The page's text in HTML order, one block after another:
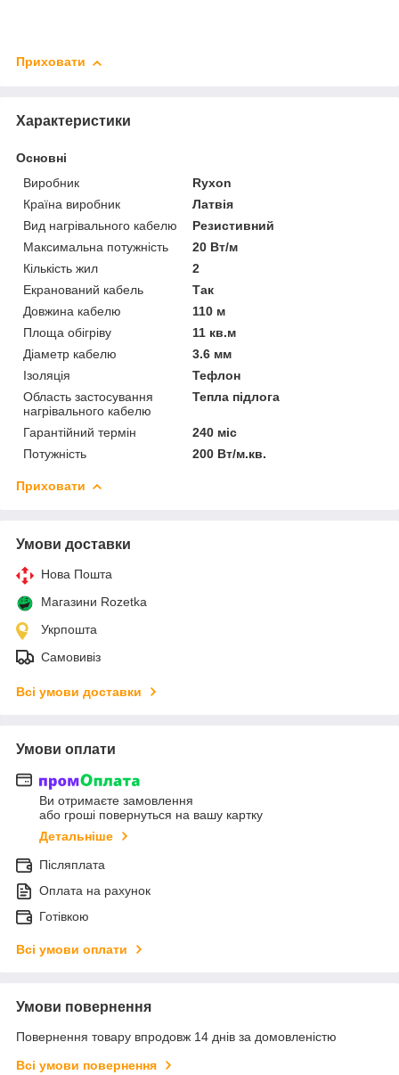
Приховати
Характеристики
Основні
Виробник
Ryxon
Країна виробник
Латвія
Вид нагрівального кабелю
Резистивний
Максимальна потужність
20 Вт/м
Кількість жил
2
Екранований кабель
Так
Довжина кабелю
110 м
Площа обігріву
11 кв.м
Діаметр кабелю
3.6 мм
Ізоляція
Тефлон
Область застосування
нагрівального кабелю
Тепла підлога
Гарантійний термін
240 міс
Потужність
200 Вт/м.кв.
Приховати
Умови доставки
Нова Пошта
Магазини Rozetka
Укрпошта
Самовивіз
Всі умови доставки
Умови оплати
Ви отримаєте замовлення
або гроші повернуться на вашу картку
Детальніше
Післяплата
Оплата на рахунок
Готівкою
Всі умови оплати
Умови повернення
Повернення товару впродовж 14 днів за домовленістю
Всі умови повернення